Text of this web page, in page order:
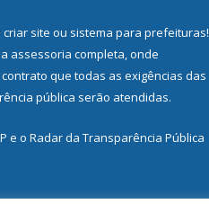
criar site ou sistema para prefeituras!
assessoria completa, onde
que todas as exigências das
pública serão atendidas.
e o Radar da Transparência Pública